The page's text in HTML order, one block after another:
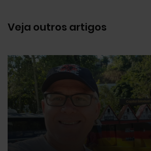
Veja outros artigos